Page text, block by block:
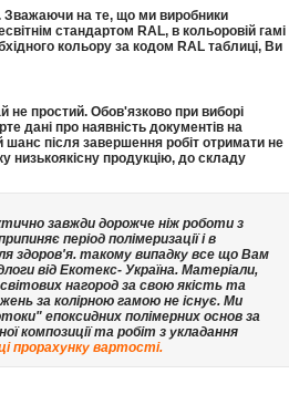
Зважаючи на те, що ми виробники
стандартом RAL, в кольоровій гамі
кольору за кодом RAL таблиці, Ви
не простий. Обов'язково при виборі
дані про наявність документів на
після завершення робіт отримати не
низькоякісну продукцію, до складу
завжди дорожче ніж роботи з
період полімеризації і в
здоров'я. такому випадку все що Вам
від Екотекс- Україна. Матеріали,
нагород за свою якість та
за колірною гамою не існує. Ми
епоксидних полімерних основ за
композиції та робіт з укладання
прорахунку вартості.